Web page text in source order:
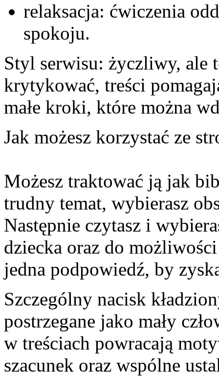
relaksacja: ćwiczenia
spokoju.
Styl serwisu: życzliwy, ale
krytykować, treści
małe kroki, które można
Jak możesz korzystać ze
Możesz traktować ją jak
trudny temat, wybierasz
Następnie czytasz i
dziecka oraz do
jedna podpowiedź, by
Szczególny nacisk
postrzegane jako mały
w treściach powracają
szacunek oraz wspólne